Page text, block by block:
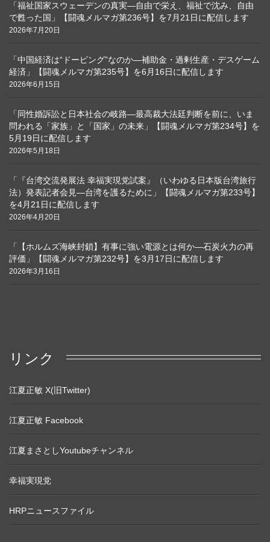
「福祉国家スウェーデンの真実―自由で栄え、福祉で沈み、自由
で甦った国」【闘魂メルマガ第236号】を7月21日に配信します
2026年7月20日
「中国経済は“ドーピング”なのか―補助金・過剰生産・デスゲーム
経済」【闘魂メルマガ第235号】を6月16日に配信します
2026年6月15日
「同性婚訴訟と日本社会の岐路―最高裁大法廷判断を前に、いま
問われる「家族」と「国家」の未来」【闘魂メルマガ第234号】を
5月19日に配信します
2026年5月18日
「『台湾交流発展法 幸福実現党試案』（いわゆる日本版台湾旅行
法）発表記者会見―台湾を護るために」【闘魂メルマガ第233号】
を4月21日に配信します
2026年4月20日
「【ホルムズ海峡封鎖】有事に強い電源とは何か―石炭火力の再
評価」【闘魂メルマガ第232号】を3月17日に配信します
2026年3月16日
リンク
江夏正敏 X(旧Twitter)
江夏正敏 Facebook
江夏まさとしYoutubeチャンネル
幸福実現党
HRPニュースファイル